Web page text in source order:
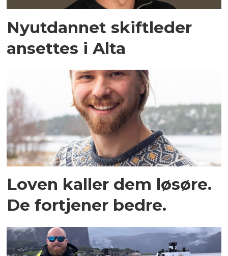
Nyutdannet skiftleder
ansettes i Alta
Loven kaller dem løsøre.
De fortjener bedre.